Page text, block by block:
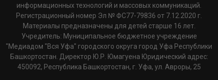
информационных технологий и массовых коммуникаций.
Регистрационный номер Эл № ФС77-79836 от 7.12.2020 г.
Материалы предназначены для детей старше 16 лет.
Учредитель: Муниципальное бюджетное учреждение
"Медиадом "Вся Уфа" городского округа город Уфа Республики
Башкортостан. Директор Ю.Р. Юмагуена Юридический адрес:
450092, Республика Башкортостан, г. Уфа, ул. Авроры, 25